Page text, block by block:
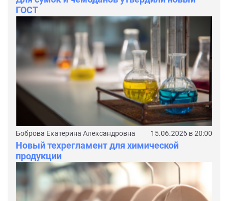
ГОСТ
Боброва Екатерина Александровна 15.06.2026 в 20:00
Новый техрегламент для химической
продукции